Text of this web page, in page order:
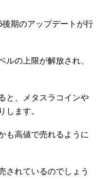
期のアップデートが行
ルの上限が解放され、
と、メタスラコインや
します。
も高値で売れるように
されているのでしょう